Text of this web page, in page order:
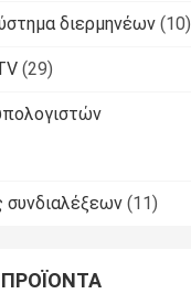
διερμηνέων (10)
(29)
συνδιαλέξεων (11)